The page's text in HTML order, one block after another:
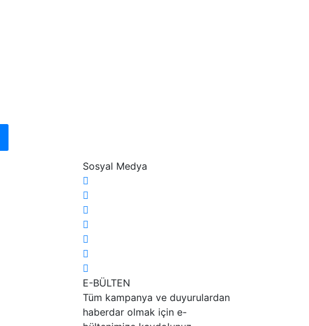
Sosyal Medya
E-BÜLTEN
Tüm kampanya ve duyurulardan
haberdar olmak için e-